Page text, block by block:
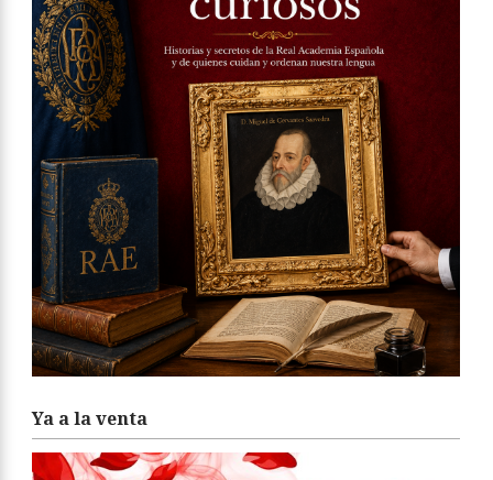
Ya a la venta